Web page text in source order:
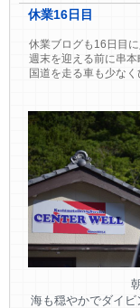
休業16日目
休業ブログも16日目に
週末を迎える前に串本
国道を走る車も少なく
海も穏やかでダイ